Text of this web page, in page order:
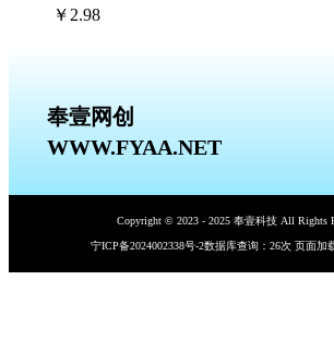
￥ 2.98
奉壹网创
WWW.FYAA.NET
Copyright © 2023 - 2025 奉壹科技 All Rights
宁ICP备2024002338号-2数据库查询：26次 页面加